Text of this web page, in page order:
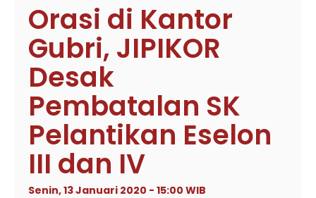
Orasi di Kantor
Gubri, JIPIKOR
Desak
Pembatalan SK
Pelantikan Eselon
III dan IV
Senin, 13 Januari 2020 - 15:00 WIB